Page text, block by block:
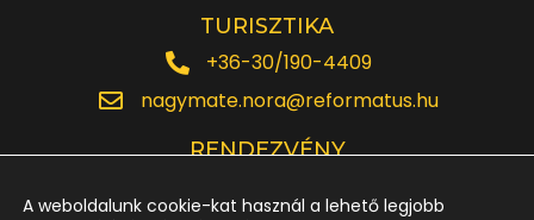
TURISZTIKA
+36-30/190-4409
nagymate.nora@reformatus.hu
RENDEZVÉNY
A weboldalunk cookie-kat használ a lehető legjobb